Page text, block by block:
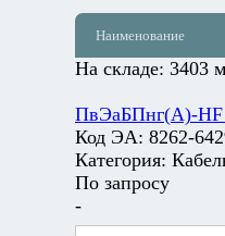
Наименование
На складе: 3403 м
ПвЭаБПнг(А)-HF
Код ЭА: 8262-
Категория:
По запросу
-